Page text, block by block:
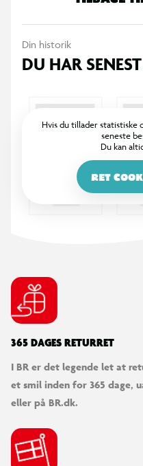
Din historik
DU HAR
Hvis du tillader statistiske
seneste
Du kan
RET
365 DAGES RETURRET
I BR er det legende let at
et smil inden for 365 dage,
eller på BR.dk.